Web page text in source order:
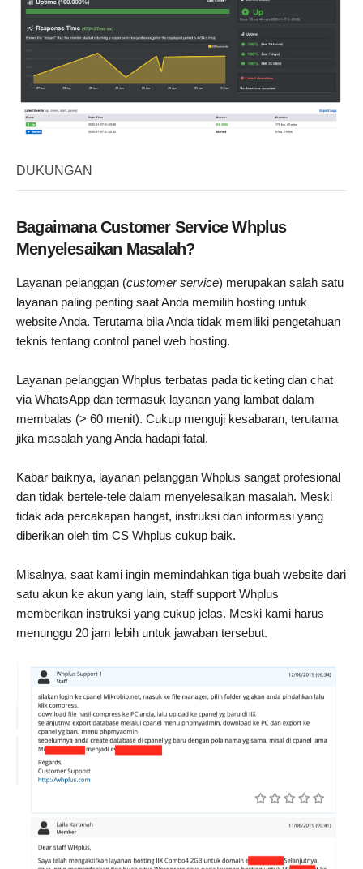
DUKUNGAN
Bagaimana Customer Service Whplus
Menyelesaikan Masalah?
Layanan pelanggan (customer service) merupakan salah satu
layanan paling penting saat Anda memilih hosting untuk
website Anda. Terutama bila Anda tidak memiliki pengetahuan
teknis tentang control panel web hosting.
Layanan pelanggan Whplus terbatas pada ticketing dan chat
via WhatsApp dan termasuk layanan yang lambat dalam
membalas (> 60 menit). Cukup menguji kesabaran, terutama
jika masalah yang Anda hadapi fatal.
Kabar baiknya, layanan pelanggan Whplus sangat profesional
dan tidak bertele-tele dalam menyelesaikan masalah. Meski
tidak ada percakapan hangat, instruksi dan informasi yang
diberikan oleh tim CS Whplus cukup baik.
Misalnya, saat kami ingin memindahkan tiga buah website dari
satu akun ke akun yang lain, staff support Whplus
memberikan instruksi yang cukup jelas. Meski kami harus
menunggu 20 jam lebih untuk jawaban tersebut.